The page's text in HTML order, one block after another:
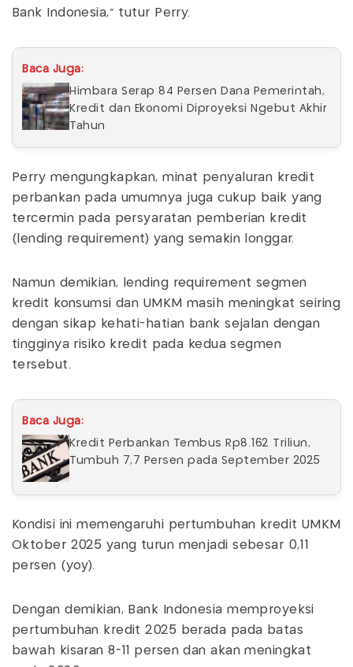
Bank Indonesia," tutur Perry.
Baca Juga:
Himbara Serap 84 Persen Dana Pemerintah,
Kredit dan Ekonomi Diproyeksi Ngebut Akhir
Tahun
Perry mengungkapkan, minat penyaluran kredit
perbankan pada umumnya juga cukup baik yang
tercermin pada persyaratan pemberian kredit
(lending requirement) yang semakin longgar.
Namun demikian, lending requirement segmen
kredit konsumsi dan UMKM masih meningkat seiring
dengan sikap kehati-hatian bank sejalan dengan
tingginya risiko kredit pada kedua segmen
tersebut.
Baca Juga:
Kredit Perbankan Tembus Rp8.162 Triliun,
Tumbuh 7,7 Persen pada September 2025
Kondisi ini memengaruhi pertumbuhan kredit UMKM
Oktober 2025 yang turun menjadi sebesar 0,11
persen (yoy).
Dengan demikian, Bank Indonesia memproyeksi
pertumbuhan kredit 2025 berada pada batas
bawah kisaran 8-11 persen dan akan meningkat